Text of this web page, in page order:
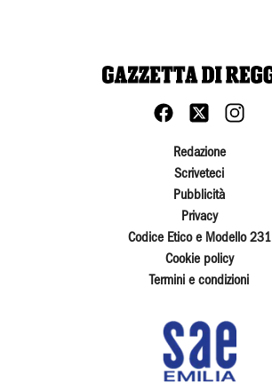
Redazione
Scriveteci
Pubblicità
Privacy
Codice Etico e Modello 231
Cookie policy
Termini e condizioni